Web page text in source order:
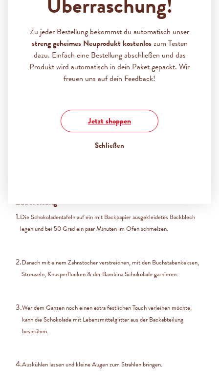
Zubereitung
1.Die Schokoladentafeln auf ein mit Backpapier ausgekleidetes Backblech
legen und bei 50 Grad ein paar Minuten im Ofen schmelzen.
2.Danach mit einem Zahnstocher verstreichen, mit den Buchstabenkeksen,
Streuseln, Knusperflocken & der Bambina Schokolade garnieren.
3.Wer dem Ganzen noch einen extra festlichen Touch verleihen möchte,
kann die Schokolade mit Lebensmittelglitter aus der Backabteilung
besprühen.
4.Auskühlen lassen und kleine Augen zum Strahlen bringen.
Zu jeder Bestellung bekommst du automatisch unser
streng geheimes Neuprodukt kostenloszum Testen
dazu. Einfach eine Bestellung abschließen und das
Produkt wird automatisch in dein Paket gepackt. Wir
freuen uns auf dein Feedback!
Jetzt shoppen
Schließen